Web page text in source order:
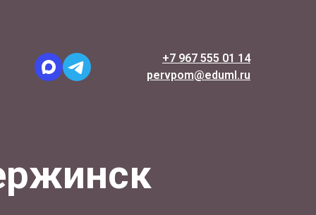
+7 967 555 01 14
pervpom@eduml.ru